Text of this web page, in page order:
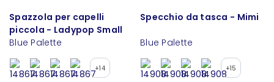
Spazzola per capelli
piccola - Ladypop Small
Blue Palette
+14
Specchio da tasca - Mimi
Blue Palette
+15